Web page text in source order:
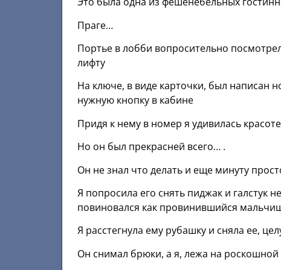
Праге…
Портье в лобби вопросительно
лифту
На ключе, в виде карточки, был написан
нужную кнопку в кабине
Придя к нему в номер я удивилась
Но он был прекрасней всего… .
Он не знал что делать и еще минуту
Я попросила его снять пиджак и галстук
повиновался как провинившийся
Я расстегнула ему рубашку и сняла ее,
Oн снимал брюки, a я, лежа на рoскошной